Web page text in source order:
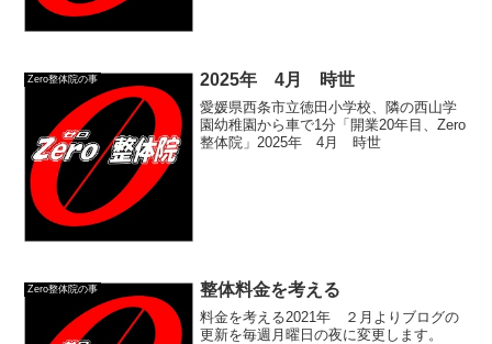
Zero整体院の事 2025年 4月 時世
愛媛県西条市立徳田小学校、隣の西山学
園幼稚園から車で1分「開業20年目、Zero
整体院」2025年 4月 時世
Zero整体院の事 整体料金を考える
料金を考える2021年 ２月よりブログの
更新を毎週月曜日の夜に変更します。